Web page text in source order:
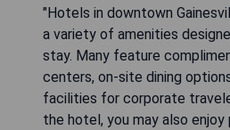
"Hotels in downtown
a variety of amenities
stay. Many feature
centers, on-site dining
facilities for corporate
the hotel, you may also enjoy